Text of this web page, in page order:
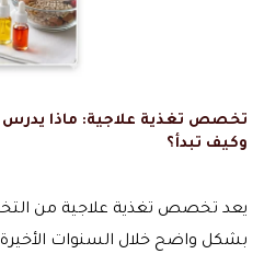
تخصص تغذية علاجية: ماذا
وكيف تبدأ؟
يعد تخصص تغذية علاجية من
بشكل واضح خلال السنوات